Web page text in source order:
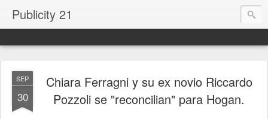
Publicity 21
SEP
30
Chiara Ferragni y su ex novio Riccardo
Pozzoli se "reconcilian" para Hogan.